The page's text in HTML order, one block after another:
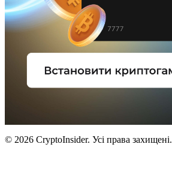
© 2026 CryptoInsider. Усі права захищені.